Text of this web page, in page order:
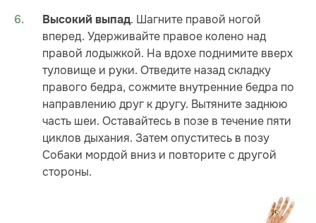
Высокий выпад. Шагните правой ногой
вперед. Удерживайте правое колено над
правой лодыжкой. На вдохе поднимите вверх
туловище и руки. Отведите назад складку
правого бедра, сожмите внутренние бедра по
направлению друг к другу. Вытяните заднюю
часть шеи. Оставайтесь в позе в течение пяти
циклов дыхания. Затем опуститесь в позу
Собаки мордой вниз и повторите с другой
стороны.